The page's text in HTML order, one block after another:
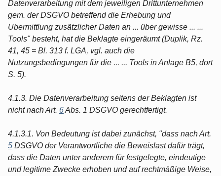
Datenverarbeitung mit dem jeweiligen Drittunternehmen
gem. der DSGVO betreffend die Erhebung und
Übermittlung zusätzlicher Daten an ... über gewisse ... ...
Tools" besteht, hat die Beklagte eingeräumt (Duplik, Rz.
41, 45 = Bl. 313 f. LGA, vgl. auch die
Nutzungsbedingungen für die ... ... Tools in Anlage B5, dort
S. 5).
4.1.3. Die Datenverarbeitung seitens der Beklagten ist
nicht nach Art. 6Abs. 1 DSGVO gerechtfertigt.
4.1.3.1. Von Bedeutung ist dabei zunächst, "dass nach Art.
5 DSGVO der Verantwortliche die Beweislast dafür trägt,
dass die Daten unter anderem für festgelegte, eindeutige
und legitime Zwecke erhoben und auf rechtmäßige Weise,